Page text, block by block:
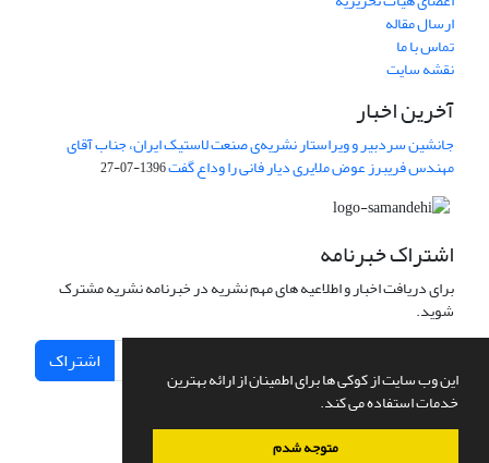
این وب سایت از کوکی ها برای اطمینان از ارائه بهترین
خدمات استفاده می کند.
متوجه شدم
ارسال مقاله
تماس با ما
نقشه سایت
آخرین اخبار
جانشین سردبیر و ویراستار نشریه‌ی صنعت لاستیک ایران، جناب آقای
مهندس فریبرز عوض ملایری دیار فانی را وداع گفت1396-07-27
اشتراک خبرنامه
برای دریافت اخبار و اطلاعیه های مهم نشریه در خبرنامه نشریه مشترک
شوید.
اشتراک